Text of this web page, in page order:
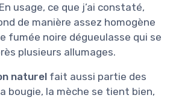
usage, ce que j’ai constaté,
de manière assez homogène
fumée noire dégueulasse qui se
plusieurs allumages.
naturel fait aussi partie des
bougie, la mèche se tient bien,